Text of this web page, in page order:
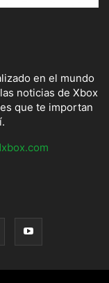
en el mundo
noticias de Xbox
que te importan